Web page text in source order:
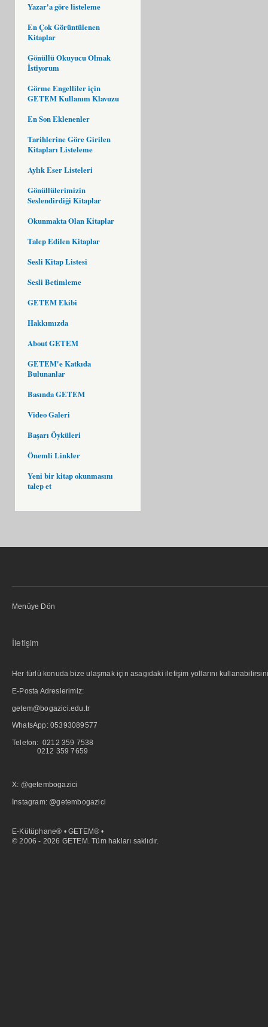
Yazar'a göre listeleme
En Çok Görüntülenen
Kitaplar
Gönüllü Okuyucu Olmak
İstiyorum
Görme Engelliler için
GETEM Kullanım Klavuzu
En Son Eklenenler
Tarihlerine Göre Girilen
Kitapları Listeleme
Aylık Eser Listeleri
Gönüllülerimizin
Seslendirdiği Kitaplar
Okunmakta Olan Kitaplar
Talep Edilen Kitaplar
Sesli Kitap Listesi
Sesli Betimleme
GETEM Ekibi
Hakkımızda
About GETEM
GETEM'e Katkıda
Bulunanlar
Basında GETEM
Video Galeri
Başarı Öyküleri
Önemli Linkler
Yeni bir kitap okunmasını
talep et
Menüye Dön
İletişim
Her türlü konuda bize ulaşmak için asagıdaki iletişim yollarını
E-Posta Adreslerimiz:
getem@bogazici.edu.tr
WhatsApp: 05393089577
Telefon: 0212 359 7538
0212 359 7659
X: @getembogazici
İnstagram: @getembogazici
E-Kütüphane® • GETEM® •
© 2006 - 2026 GETEM. Tüm hakları saklıdır.